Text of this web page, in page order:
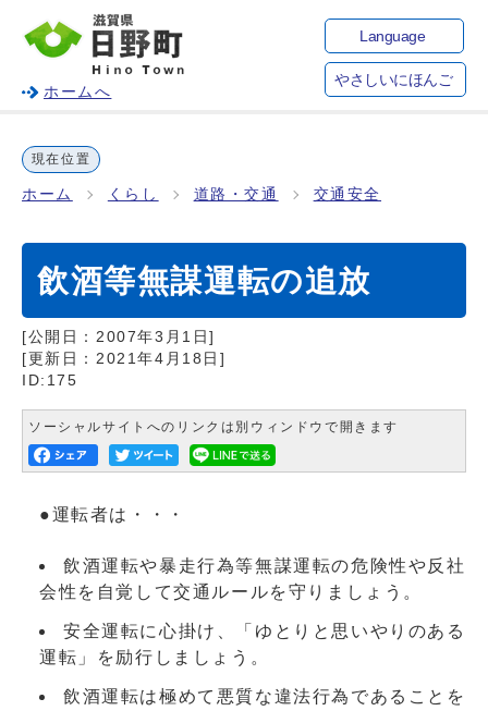
ホームへ
Language
やさしいにほんご
現在位置
ホーム くらし 道路・交通 交通安全
飲酒等無謀運転の追放
[公開日： 2007年3月1日]
[更新日： 2021年4月18日 ]
ID:175
ソーシャルサイトへのリンクは別ウィンドウで開きます
●運転者は・・・
飲酒運転や暴走行為等無謀運転の危険性や反社
会性を自覚して交通ルールを守りましょう。
安全運転に心掛け、「ゆとりと思いやりのある
運転」を励行しましょう。
飲酒運転は極めて悪質な違法行為であることを